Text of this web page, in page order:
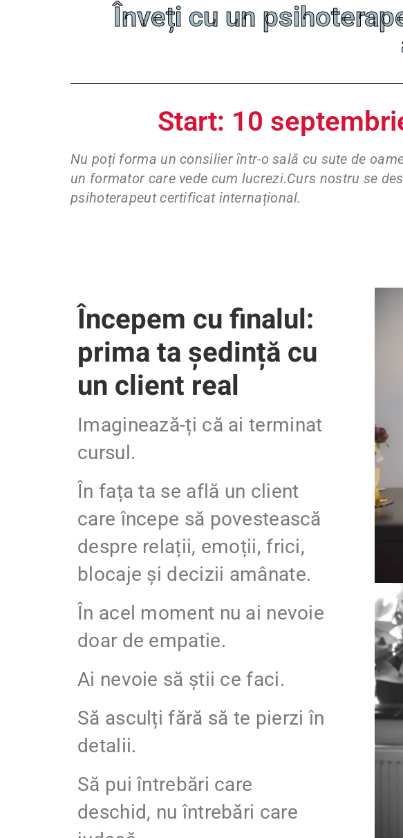
Înveți cu un
Start: 10
Nu poți forma un consilier într-o sală cu sute de
un formator care vede cum lucrezi.Curs nostru se
psihoterapeut certificat internațional.
Începem cu finalul:
prima ta ședință cu
un client real
Imaginează-ți că ai terminat
cursul.
În fața ta se află un client
care începe să povestească
despre relații, emoții, frici,
blocaje și decizii amânate.
În acel moment nu ai nevoie
doar de empatie.
Ai nevoie să știi ce faci.
Să asculți fără să te pierzi în
detalii.
Să pui întrebări care
deschid, nu întrebări care